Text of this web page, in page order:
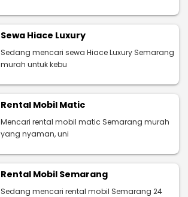
Sewa Hiace Luxury
Sedang mencari sewa Hiace Luxury Semarang
murah untuk kebu
Rental Mobil Matic
Mencari rental mobil matic Semarang murah
yang nyaman, uni
Rental Mobil Semarang
Sedang mencari rental mobil Semarang 24